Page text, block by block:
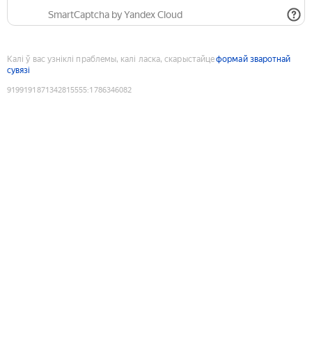
SmartCaptcha by Yandex Cloud
Калі ў вас узніклі праблемы, калі ласка, скарыстайцеформай зваротнай
сувязі
9199191871342815555:1786346082